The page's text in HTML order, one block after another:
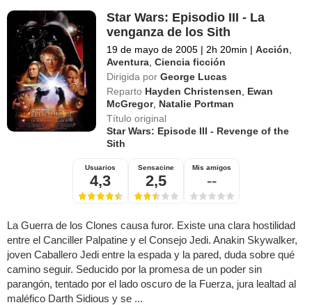
Star Wars: Episodio III - La
venganza de los Sith
19 de mayo de 2005 | 2h 20min | Acción
Aventura ,Ciencia ficción
Dirigida por George Lucas
Reparto Hayden Christensen
Ewan
McGregor, Natalie Portman
Título original
Star Wars: Episode III - Revenge of the
Sith
Usuarios
4,3
Sensacine
2,5
Mis amigos
--
La Guerra de los Clones causa furor. Existe una clara hostilidad
entre el Canciller Palpatine y el Consejo Jedi. Anakin Skywalker,
joven Caballero Jedi entre la espada y la pared, duda sobre qué
camino seguir. Seducido por la promesa de un poder sin
parangón, tentado por el lado oscuro de la Fuerza, jura lealtad al
maléfico Darth Sidious y se ...